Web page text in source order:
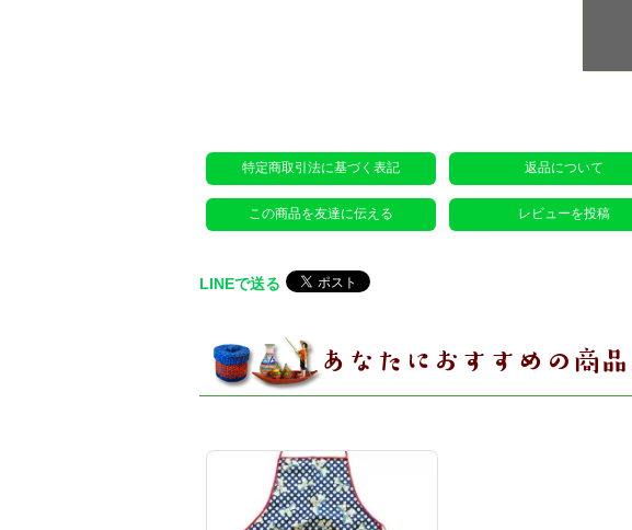
特定商取引法に基づく表記 返品について
この商品を友達に伝える レビューを投稿
LINEで送る